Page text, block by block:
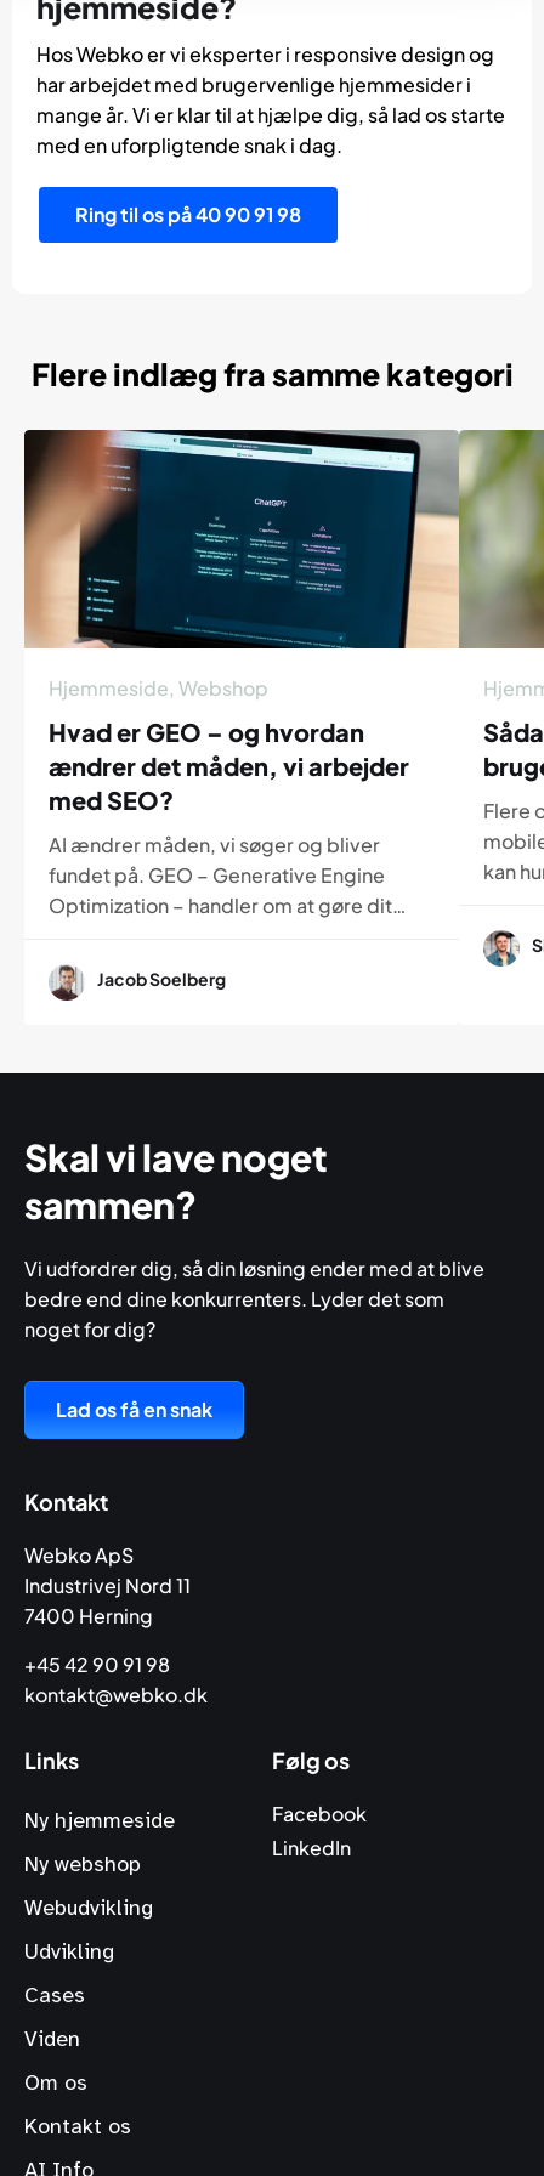
Hos Webko er vi eksperter i responsive design og
har arbejdet med brugervenlige hjemmesider i
mange år. Vi er klar til at hjælpe dig, så lad os starte
med en uforpligtende snak i dag.
Ring til os på 40 90 91 98
Flere indlæg fra samme kategori
Hjemmeside, Webshop
Hvad er GEO – og hvordan
ændrer det måden, vi arbejder
med SEO?
AI ændrer måden, vi søger og bliver
fundet på. GEO – Generative Engine
Optimization – handler om at gøre dit
og AI. Læs her, hvordan GEO adskiller sig
fra SEO, og hvorfor det bliver en vigtig
Jacob Soelberg
Flere
kan
til,
Skal vi lave noget
sammen?
Vi udfordrer dig, så din løsning ender med at blive
bedre end dine konkurrenters. Lyder det som
noget for dig?
Lad os få en snak
Kontakt
Webko ApS
Industrivej Nord 11
7400 Herning
+45 42 90 91 98
kontakt@webko.dk
Links
Ny hjemmeside
Ny webshop
Webudvikling
Udvikling
Cases
Viden
Om os
Kontakt os
AI Info
Følg os
Facebook
LinkedIn